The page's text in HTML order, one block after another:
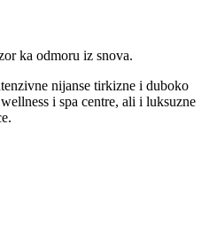
ka odmoru iz snova.
nijanse tirkizne i duboko
i spa centre, ali i luksuzne